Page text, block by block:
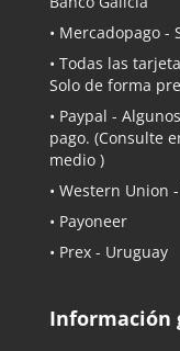
• Mercadopago -
• Todas las
Solo de forma
• Paypal -
pago. (Consulte
medio )
• Western Union
• Payoneer
• Prex - Uruguay
Información